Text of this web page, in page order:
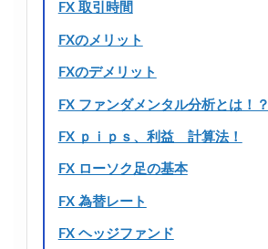
FX 取引時間
FXのメリット
FXのデメリット
FX ファンダメンタル分析とは！？
FX ｐｉｐｓ、利益 計算法！
FX ローソク足の基本
FX 為替レート
FX ヘッジファンド